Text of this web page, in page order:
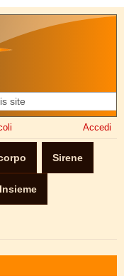
Accedi
Sirene
Insieme